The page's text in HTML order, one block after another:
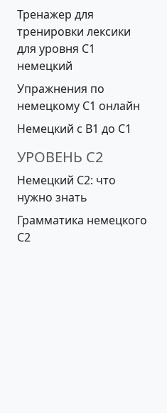
Тренажер для
тренировки лексики
для уровня С1
немецкий
Упражнения по
немецкому C1 онлайн
Немецкий с B1 до С1
УРОВЕНЬ С2
Немецкий С2: что
нужно знать
Грамматика немецкого
C2